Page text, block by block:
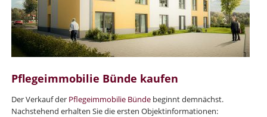
Pflegeimmobilie Bünde kaufen
Der Verkauf der Pflegeimmobilie Bündebeginnt demnächst.
Nachstehend erhalten Sie die ersten Objektinformationen: